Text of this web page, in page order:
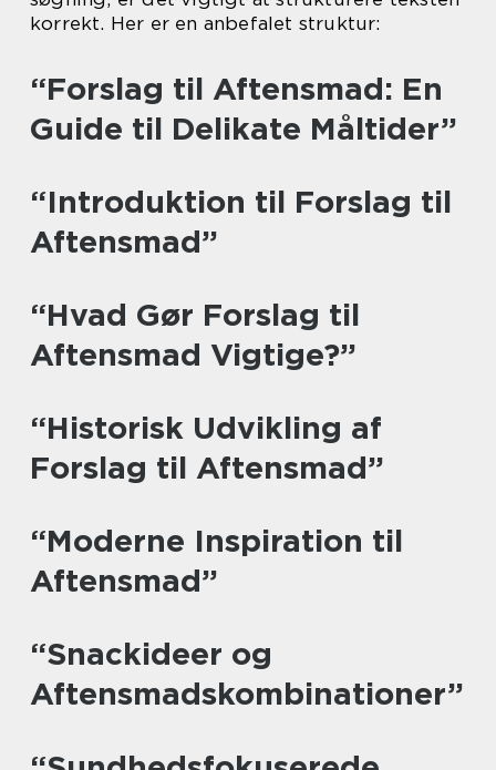
korrekt. Her er en anbefalet struktur:
“Forslag til Aftensmad: En
Guide til Delikate Måltider”
“Introduktion til Forslag til
Aftensmad”
“Hvad Gør Forslag til
Aftensmad Vigtige?”
“Historisk Udvikling af
Forslag til Aftensmad”
“Moderne Inspiration til
Aftensmad”
“Snackideer og
Aftensmadskombinationer”